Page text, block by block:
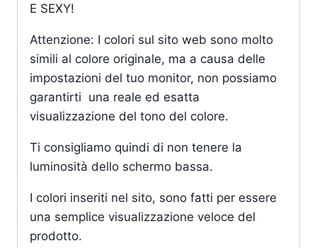
E SEXY!
Attenzione: I colori sul sito web sono molto
simili al colore originale, ma a causa delle
impostazioni del tuo monitor, non possiamo
garantirti una reale ed esatta
visualizzazione del tono del colore.
Ti consigliamo quindi di non tenere la
luminosità dello schermo bassa.
I colori inseriti nel sito, sono fatti per essere
una semplice visualizzazione veloce del
prodotto.